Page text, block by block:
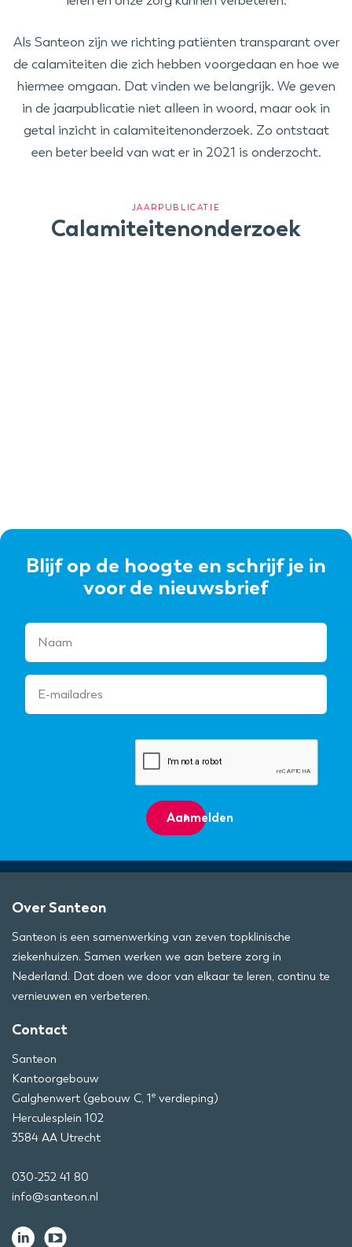
Als Santeon zijn we richting patiënten transparant over
de calamiteiten die zich hebben voorgedaan en hoe we
hiermee omgaan. Dat vinden we belangrijk. We geven
in de jaarpublicatie niet alleen in woord, maar ook in
getal inzicht in calamiteitenonderzoek. Zo ontstaat
een beter beeld van wat er in 2021 is onderzocht.
JAARPUBLICATIE
Calamiteitenonderzoek
Blijf op de hoogte en schrijf je in
voor de nieuwsbrief
Aanmelden
Over Santeon
Santeon is een samenwerking van zeven topklinische
ziekenhuizen. Samen werken we aan betere zorg in
Nederland. Dat doen we door van elkaar te leren, continu te
vernieuwen en verbeteren.
Contact
Santeon
Kantoorgebouw
Galghenwert (gebouw C, 1e verdieping)
Herculesplein 102
3584 AA Utrecht
030-252 41 80
info@santeon.nl